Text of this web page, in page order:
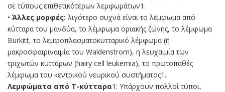
σε τύπους επιθετικότερων λεμφωμάτων1.
• Άλλες μορφές: λιγότερο συχνά είναι το λέμφωμα από
κύτταρα του μανδύα, το λέμφωμα οριακής ζώνης, το λέμφωμα
Burkitt, το λεμφοπλασματοκυτταρικό λέμφωμα (ή
μακροσφαιριναιμία του Waldenstrom), η λευχαιμία των
τριχωτών κυττάρων (hairy cell leukemia), το πρωτοπαθές
λέμφωμα του κεντρικού νευρικού συστήματος1.
Λεμφώματα από Τ-κύτταρα1: Υπάρχουν πολλοί τύποι,